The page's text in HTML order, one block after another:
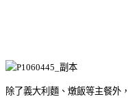
除了義大利麵、燉飯等主餐外，